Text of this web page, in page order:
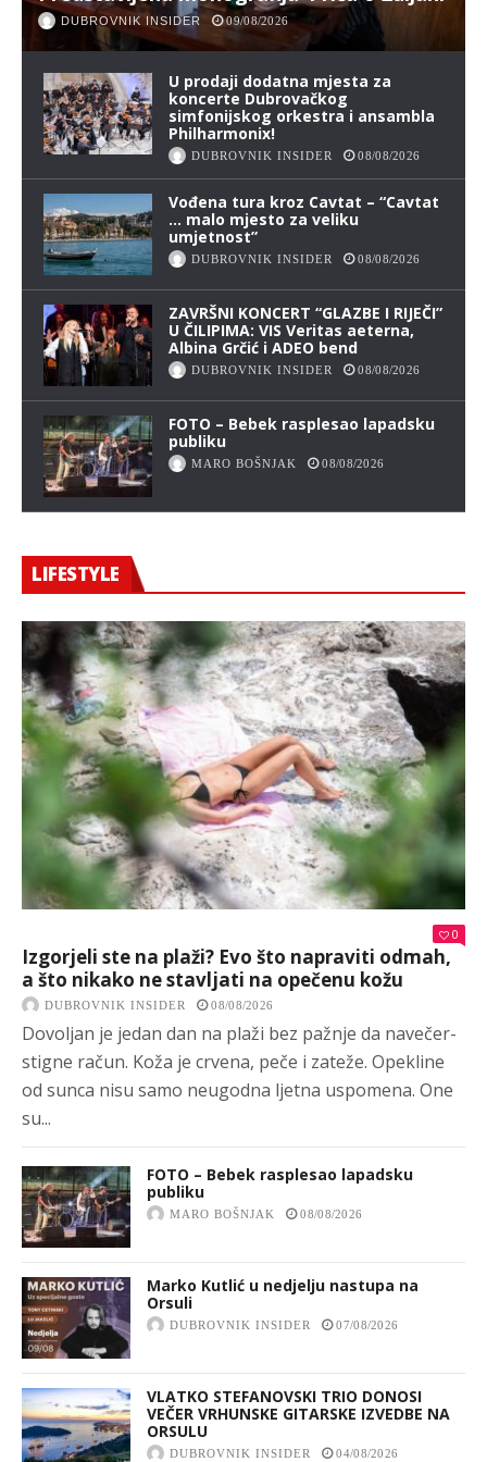
DUBROVNIK INSIDER 09/08/2026
U prodaji dodatna mjesta za
koncerte Dubrovačkog
simfonijskog orkestra i ansambla
Philharmonix!
DUBROVNIK INSIDER 08/08/2026
Vođena tura kroz Cavtat – “Cavtat
… malo mjesto za veliku
umjetnost”
DUBROVNIK INSIDER 08/08/2026
ZAVRŠNI KONCERT “GLAZBE I RIJEČI”
U ČILIPIMA: VIS Veritas aeterna,
Albina Grčić i ADEO bend
DUBROVNIK INSIDER 08/08/2026
FOTO – Bebek rasplesao lapadsku
publiku
MARO BOŠNJAK 08/08/2026
LIFESTYLE
0
Izgorjeli ste na plaži? Evo što napraviti odmah,
a što nikako ne stavljati na opečenu kožu
DUBROVNIK INSIDER 08/08/2026
Dovoljan je jedan dan na plaži bez pažnje da navečer-
stigne račun. Koža je crvena, peče i zateže. Opekline
od sunca nisu samo neugodna ljetna uspomena. One
su...
FOTO – Bebek rasplesao lapadsku
publiku
MARO BOŠNJAK 08/08/2026
Marko Kutlić u nedjelju nastupa na
Orsuli
DUBROVNIK INSIDER 07/08/2026
VLATKO STEFANOVSKI TRIO DONOSI
VEČER VRHUNSKE GITARSKE IZVEDBE NA
ORSULU
DUBROVNIK INSIDER 04/08/2026